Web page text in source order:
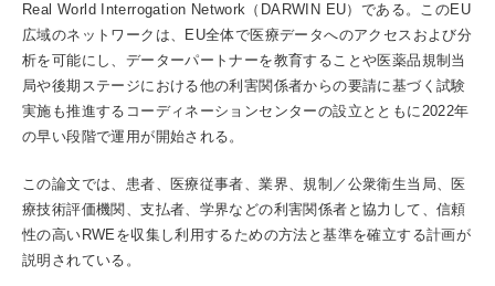
Real World Interrogation Network（DARWIN EU）である。このEU
広域のネットワークは、EU全体で医療データへのアクセスおよび分
析を可能にし、データーパートナーを教育することや医薬品規制当
局や後期ステージにおける他の利害関係者からの要請に基づく試験
実施も推進するコーディネーションセンターの設立とともに2022年
の早い段階で運用が開始される。
この論文では、患者、医療従事者、業界、規制／公衆衛生当局、医
療技術評価機関、支払者、学界などの利害関係者と協力して、信頼
性の高いRWEを収集し利用するための方法と基準を確立する計画が
説明されている。